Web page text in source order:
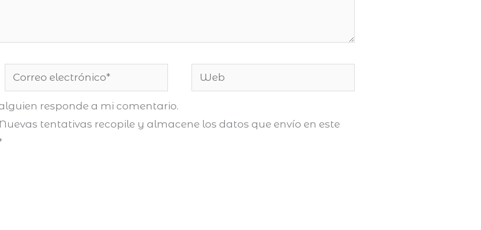
Correo
electrónico*
Web
responde a mi comentario.
tentativas recopile y almacene los datos que envío en este